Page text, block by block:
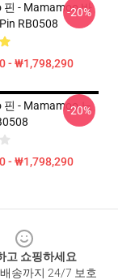
- Mamamoo 바
RB0508
- ₩1,798,290
-20%
- Mamamoo 노
- ₩1,798,290
-20%
고 쇼핑하세요
송까지 24/7 보호